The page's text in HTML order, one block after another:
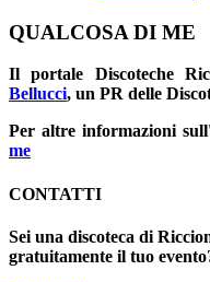
QUALCOSA DI ME
Il portale Discoteche
Bellucci, un PR delle
Per altre informazioni
me
CONTATTI
Sei una discoteca di
gratuitamente il tuo